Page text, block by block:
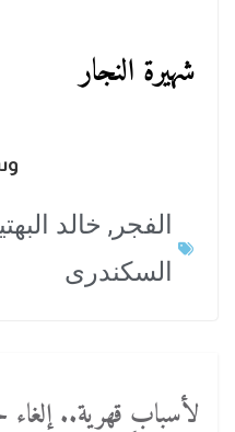
شهيرة النجار
الفجر , خالد
السكندرى
لأسباب قهرية.. إلغاء